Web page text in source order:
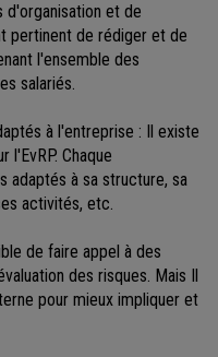
et de
pertinent de rédiger et de
l'ensemble des
salariés.
à l'entreprise : Il existe
l'EvRP. Chaque
adaptés à sa structure, sa
activités, etc.
de faire appel à des
des risques. Mais Il
pour mieux impliquer et